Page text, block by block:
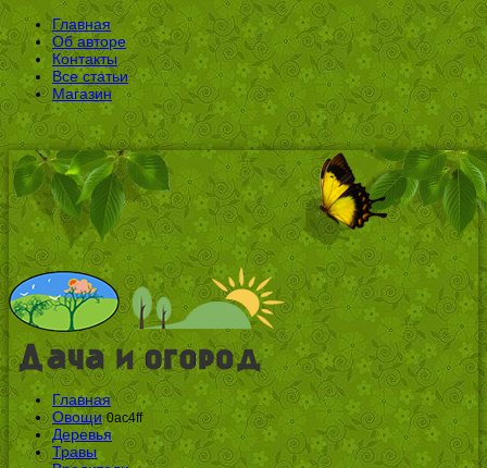
Главная
Об авторе
Контакты
Все статьи
Магазин
Главная
Овощи 0ac4ff
Деревья
Травы